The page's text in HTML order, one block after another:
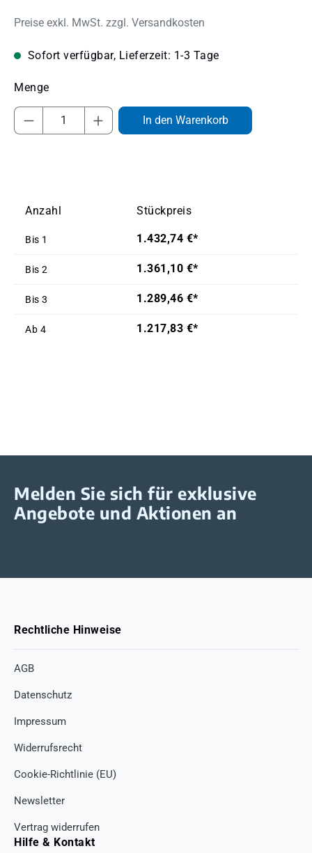
Preise exkl. MwSt. zzgl. Versandkosten
Sofort verfügbar, Lieferzeit: 1-3 Tage
Produkt Anzahl: Gib den gewünschten
In den Warenkorb
Anzahl Stückpreis
Bis 1 1.432,74 €*
Bis 2 1.361,10 €*
Bis 3 1.289,46 €*
Ab 4 1.217,83 €*
Melden Sie sich für exklusive
Angebote und Aktionen an
Rechtliche Hinweise
AGB
Datenschutz
Impressum
Widerrufsrecht
Cookie-Richtlinie (EU)
Newsletter
Vertrag widerrufen
Hilfe & Kontakt